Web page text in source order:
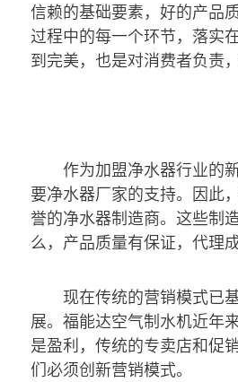
信赖的基础要素，好的产品
过程中的每一个环节，落实
到完美，也是对消费者负责
作为加盟净水器行业的
要净水器厂家的支持。因此
誉的净水器制造商。这些制
么，产品质量有保证，代理
现在传统的营销模式已
展。福能达空气制水机近年
是盈利，传统的专卖店和促
们必须创新营销模式。